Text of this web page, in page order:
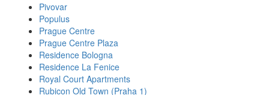
Pivovar
Populus
Prague Centre
Prague Centre Plaza
Residence Bologna
Residence La Fenice
Royal Court Apartments
Rubicon Old Town (Praha 1)